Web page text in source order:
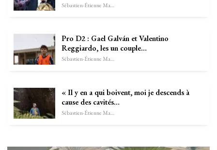
Sébastien-Étienne Marechal
Pro D2 : Gael Galván et Valentino
Reggiardo, les un couple…
Sébastien-Étienne Marechal
« Il y en a qui boivent, moi je descends à
cause des cavités…
Sébastien-Étienne Marechal